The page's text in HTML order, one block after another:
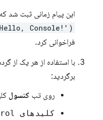
این پیام زمانی ثبت شد
Console!')
فراخوانی کرد.
با استفاده از هر یک از
برگردید:
روی تب کنسول
کلیدهای Control